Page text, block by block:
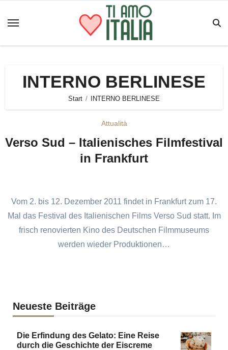
Inhalt
INTERNO BERLINESE
Start INTERNO BERLINESE
Attualità
Verso Sud – Italienisches Filmfestival
in Frankfurt
Vom 2. bis 12. Dezember 2011 findet in Frankfurt zum 17.
Mal das Festival des Italienischen Films Verso Sud statt. Im
frisch renovierten Kino des Deutschen Filmmuseums
werden wieder Produktionen…
Neueste Beiträge
Die Erfindung des Gelato: Eine Reise
durch die Geschichte der Eiscreme